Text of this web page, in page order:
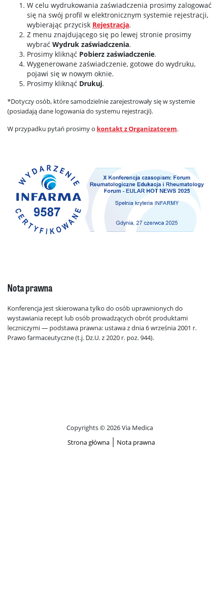
W celu wydrukowania zaświadczenia prosimy zalogować
się na swój profil w elektronicznym systemie rejestracji,
wybierając przycisk Rejestracja.
Z menu znajdującego się po lewej stronie prosimy
wybrać Wydruk zaświadczenia.
Prosimy kliknąć Pobierz zaświadczenie.
Wygenerowane zaświadczenie, gotowe do wydruku,
pojawi się w nowym oknie.
Prosimy kliknąć Drukuj.
*Dotyczy osób, które samodzielnie zarejestrowały się w systemie
(posiadają dane logowania do systemu rejestracji).
W przypadku pytań prosimy o kontakt z Organizatorem.
Nota prawna
Konferencja jest skierowana tylko do osób uprawnionych do
wystawiania recept lub osób prowadzących obrót produktami
leczniczymi — podstawa prawna: ustawa z dnia 6 września 2001 r.
Prawo farmaceutyczne (t.j. Dz.U. z 2020 r. poz. 944).
Copyrights © 2026 Via Medica
Strona główna
Nota prawna